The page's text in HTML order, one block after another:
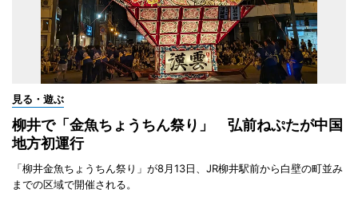
見る・遊ぶ
柳井で「金魚ちょうちん祭り」 弘前ねぷたが中国
地方初運行
「柳井金魚ちょうちん祭り」が8月13日、JR柳井駅前から白壁の町並み
までの区域で開催される。